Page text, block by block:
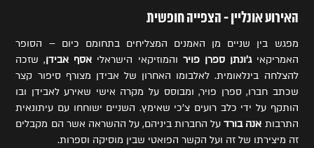
האירוע אונליין - הצפייה חופשית
מפגש בין שניים מן האמנים המצליחים בתחומם כיום – הסופר
האמריקאיג'ונתן ספרן פויר והמוזיקאי הישראלי אסף אבידן, שזכה
להצלחה בינלאומית. לאלבומו האחרון של אבידן מצורף סיפור קצר
שכתב חברו, ספרן פויר, ומבוסס על מקרה אישי שאירע לאבידן ובו
הותקף על ידי כלב רועים צ'כי שאימץ. השניים ישוחחו עם עיתונאית
התרבות אנה בורדעל החברות ביניהם, על ההשראה אשר הם מקבלים
זה מיצירתו של זה ועל הקשר הפואטי שבין מוסיקה וספרות.